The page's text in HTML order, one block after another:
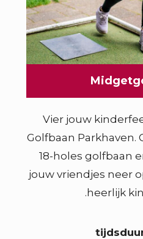
Vier jouw
Golfbaan Parkhaven.
18-holes golfbaan
jouw vriendjes neer
heerlijk